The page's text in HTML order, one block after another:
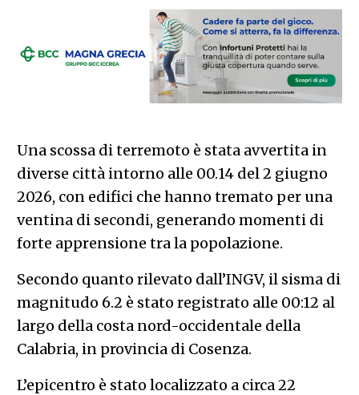
Una scossa di terremoto è stata avvertita in
diverse città intorno alle 00.14 del 2 giugno
2026, con edifici che hanno tremato per una
ventina di secondi, generando momenti di
forte apprensione tra la popolazione.
Secondo quanto rilevato dall’INGV, il sisma di
magnitudo 6.2 è stato registrato alle 00:12 al
largo della costa nord-occidentale della
Calabria, in provincia di Cosenza.
L’epicentro è stato localizzato a circa 22